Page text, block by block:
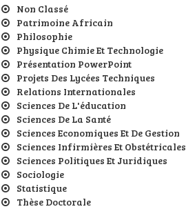
Non Classé
Patrimoine Africain
Philosophie
Physique Chimie Et Technologie
Présentation PowerPoint
Projets Des Lycées Techniques
Relations Internationales
Sciences De L'éducation
Sciences De La Santé
Sciences Economiques Et De Gestion
Sciences Infirmières Et Obstétricales
Sciences Politiques Et Juridiques
Sociologie
Statistique
Thèse Doctorale